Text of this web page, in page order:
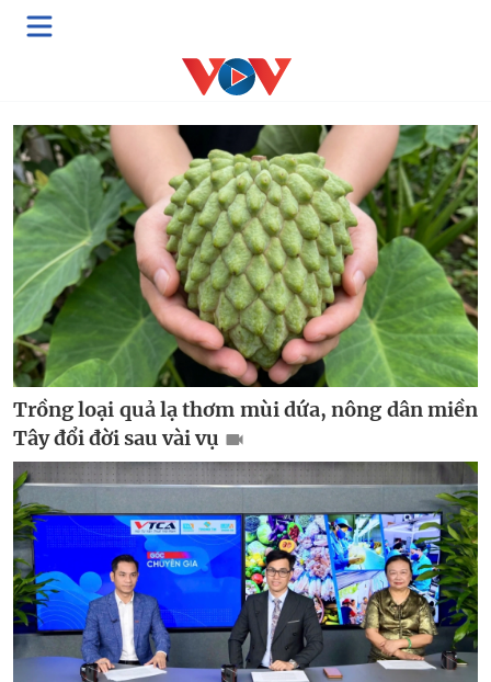
Video Podcast
Trồng loại quả lạ thơm mùi dứa, nông dân miền
Tây đổi đời sau vài vụ